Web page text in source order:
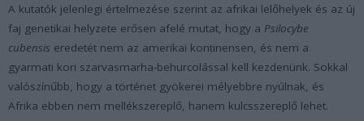
A kutatók jelenlegi értelmezése szerint az afrikai lelőhelyek és az új
faj genetikai helyzete erősen afelé mutat, hogy a Psilocybe
cubensis eredetét nem az amerikai kontinensen, és nem a
gyarmati kori szarvasmarha-behurcolással kell kezdenünk. Sokkal
valószínűbb, hogy a történet gyökerei mélyebbre nyúlnak, és
Afrika ebben nem mellékszereplő, hanem kulcsszereplő lehet.